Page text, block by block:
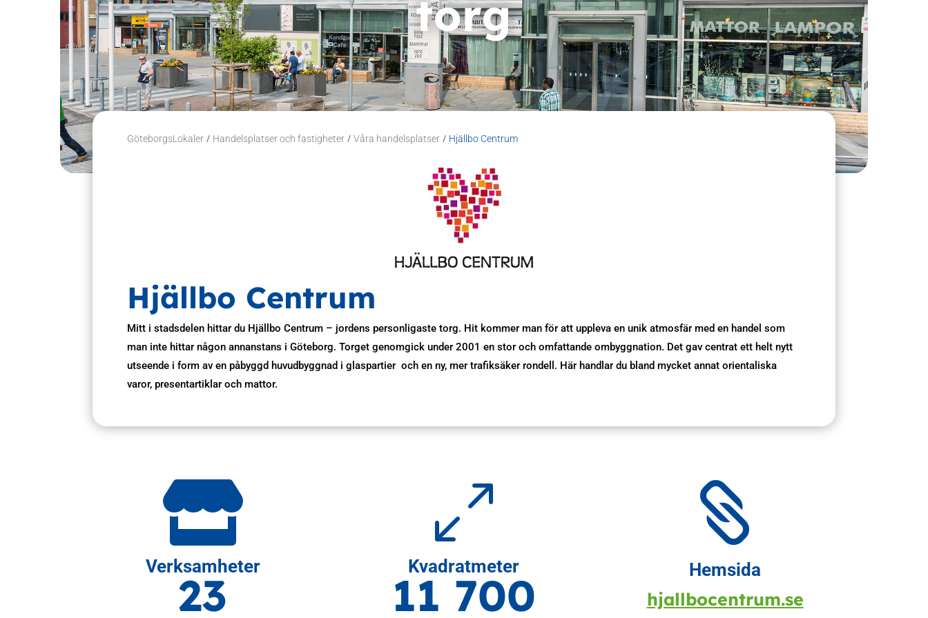
torg
GöteborgsLokaler / Handelsplatser och fastigheter /Våra handelsplatser / Hjällbo Centrum
Hjällbo Centrum
Mitt i stadsdelen hittar du Hjällbo Centrum – jordens personligaste torg. Hit kommer man för att uppleva en unik atmosfär med en handel som
man inte hittar någon annanstans i Göteborg. Torget genomgick under 2001 en stor och omfattande ombyggnation. Det gav centrat ett helt nytt
utseende i form av en påbyggd huvudbyggnad i glaspartier och en ny, mer trafiksäker rondell. Här handlar du bland mycket annat orientaliska
varor, presentartiklar och mattor.

Verksamheter
23
0
Kvadratmeter
11 700

Hemsida
hjallbocentrum.se